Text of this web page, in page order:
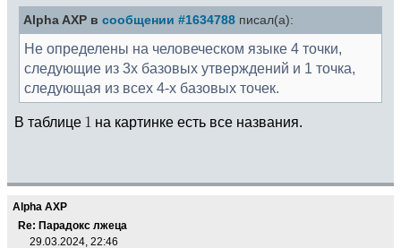
Alpha AXP в сообщении #1634788 писал(а):
Не определены на человеческом языке 4 точки,
следующие из 3х базовых утверждений и 1 точка,
следующая из всех 4-х базовых точек.
В таблице на картинке есть все названия.
Alpha AXP
Re: Парадокс лжеца
29.03.2024, 22:46